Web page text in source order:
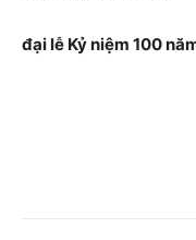
đại lễ Kỷ niệm 100